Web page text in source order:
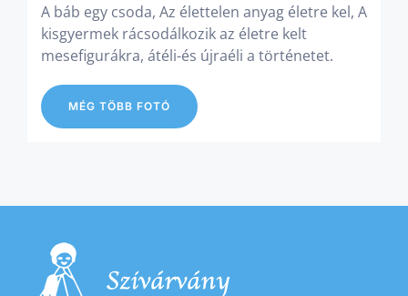
A báb egy csoda, Az élettelen anyag életre kel, A
kisgyermek rácsodálkozik az életre kelt
mesefigurákra, átéli-és újraéli a történetet.
MÉG TÖBB FOTÓ